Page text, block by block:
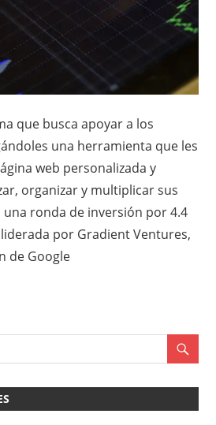
que busca apoyar a los
una herramienta que les
web personalizada y
organizar y multiplicar sus
ronda de inversión por 4.4
por Gradient Ventures,
de Google